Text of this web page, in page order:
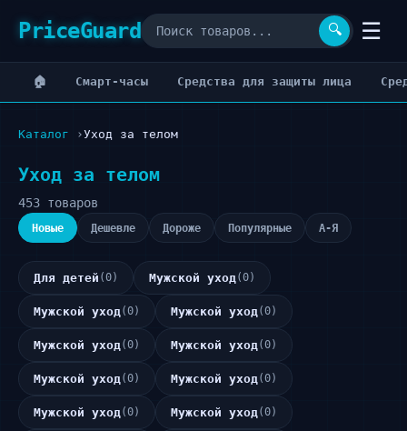
PriceGuard 🔍 ☰
🏠 Cмарт-часы Cредства для защиты лица
Каталог Уход за телом
Уход за телом
453 товаров
Новые Дешевле Дороже Популярные А-Я
Для детей (0) Мужской уход(0)
Мужской уход(0) Мужской уход(0)
Мужской уход(0) Мужской уход(0)
Мужской уход(0) Мужской уход(0)
Мужской уход(0) Мужской уход(0)